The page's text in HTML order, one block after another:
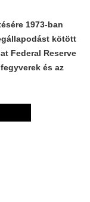
1973-ban
kötött
Federal Reserve
és az